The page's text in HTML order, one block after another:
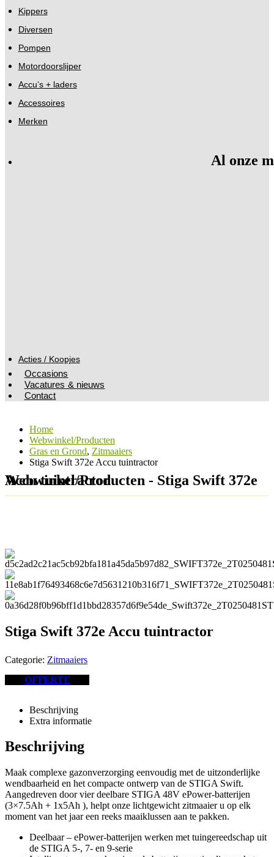
Kippers
Diversen
Pompen
Motordoorslijper
Accu’s + laders
Accessoires
Merken
Al onze
Acties / Koopjes
Occasions
Vacatures & nieuws
Contact
Home
Webwinkel/Producten
Gras en Grond, Zitmaaiers
Stiga Swift 372e Accu tuintractor
Webwinkel/Producten - Stiga Swift 372e Accu tuintractor
Stiga Swift 372e Accu tuintractor
Categorie: Zitmaaiers
OFFERTE
Beschrijving
Extra informatie
Beschrijving
Maak complexe gazonverzorging eenvoudig met de uitzonderlijke
wendbaarheid en het compacte ontwerp van de STIGA Swift.
Aangedreven door vier deelbare STIGA 48V ePower-batterijen
(3×7.5Ah + 1x5Ah ), helpt onze lichtgewicht zitmaaier u op elk
moment van het jaar een reeks maaiklussen aan te pakken.
Deelbaar – ePower-batterijen werken met tuingereedschap uit
de STIGA 5-, 7- en 9-serie